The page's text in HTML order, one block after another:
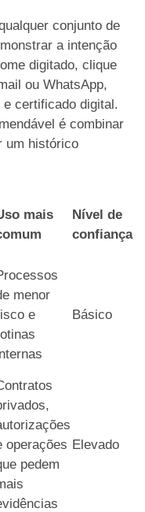
conjunto de
a intenção
digitado, clique
ou WhatsApp,
certificado digital.
é combinar
um histórico
mais
Nível de
confiança
menor
e
Básico
operações
pedem
Elevado